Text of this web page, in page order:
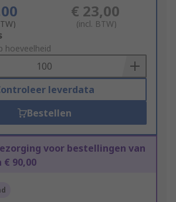
€ 23,00
(incl. BTW)
hoeveelheid
leverdata
Bestellen
voor bestellingen van
90,00